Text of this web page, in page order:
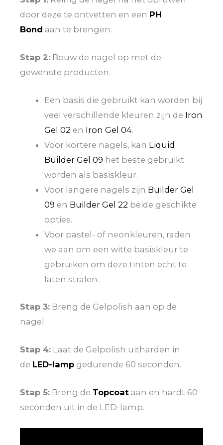
door deze te ontvetten en een PH
Bond aan te brengen.
Stap 2: Bouw de nagel op met de
gewenste producten.
Een basis die gebruikt kan worden bij
veel verschillende kleuren zijn de Iron
Gel 02 en Iron Gel 04.
Voor kortere nagels, kan Liquid
Builder Gel 09 het beste gebruikt
worden als basiskleur.
Voor langere nagels zijn Builder Gel
09 en Builder Gel 22 beide geschikte
opties.
Voor pastel- of neonkleuren, raden
we aan om een witte basiskleur te
gebruiken om deze tinten echt te
laten stralen.
Stap 3: Breng de Gelpolish aan op de
nagel.
Stap 4: Laat de Gelpolish uitharden in
de LED-lamp gedurende 60 seconden.
Stap 5: Breng de Topcoat aan en hardt 60
seconden uit in de LED-lamp.